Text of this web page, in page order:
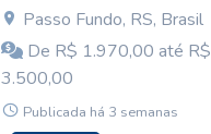
Passo Fundo, RS, Brasil
De R$ 1.970,00 até R$
3.500,00
Publicada há 3 semanas